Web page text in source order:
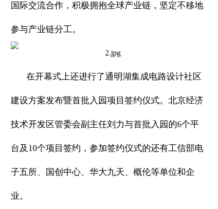
国际交流合作，积极拥抱全球产业链，坚定不移地
参与产业链分工。
在开幕式上还进行了通明湖集成电路设计社区
建设方案发布暨首批入园项目签约仪式。北京经济
技术开发区管委会副主任刘力与首批入园的6个平
台及10个项目签约，参加签约仪式的还有工信部电
子五所、国创中心、华大九天、概伦等单位和企
业。